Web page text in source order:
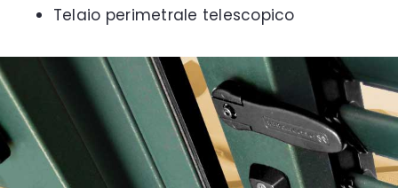
Telaio perimetrale telescopico